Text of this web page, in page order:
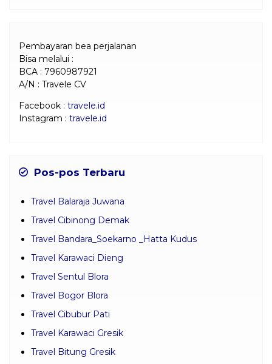
Pembayaran bea perjalanan
Bisa melalui :
BCA : 7960987921
A/N : Travele CV
Facebook : travele.id
Instagram : travele.id
Pos-pos Terbaru
Travel Balaraja Juwana
Travel Cibinong Demak
Travel Bandara_Soekarno _Hatta Kudus
Travel Karawaci Dieng
Travel Sentul Blora
Travel Bogor Blora
Travel Cibubur Pati
Travel Karawaci Gresik
Travel Bitung Gresik